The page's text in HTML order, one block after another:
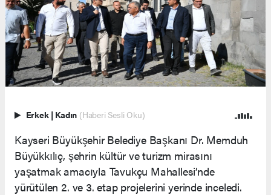
Erkek | Kadın (Haberi Sesli Oku)
Kayseri Büyükşehir Belediye Başkanı Dr. Memduh
Büyükkılıç, şehrin kültür ve turizm mirasını
yaşatmak amacıyla Tavukçu Mahallesi’nde
yürütülen 2. ve 3. etap projelerini yerinde inceledi.